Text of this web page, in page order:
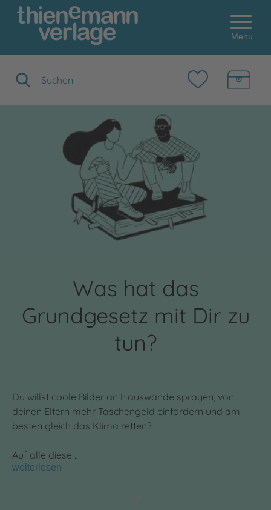
Menu
Was hat das
Grundgesetz mit Dir zu
tun?
Du willst coole Bilder an Hauswände sprayen, von
deinen Eltern mehr Taschengeld einfordern und am
besten gleich das Klima retten?
Auf alle diese …
weiterlesen